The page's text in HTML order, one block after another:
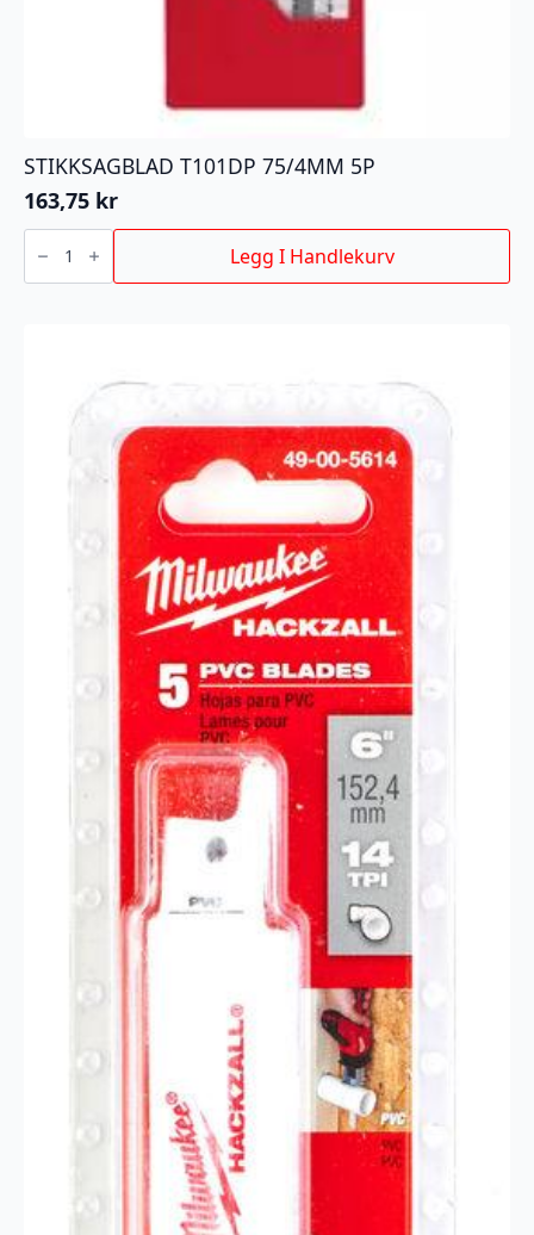
STIKKSAGBLAD T101DP 75/4MM 5P
163,75 kr
STIKKSAGBLAD
T101DP
75/4MM
5P
Legg I Handlekurv